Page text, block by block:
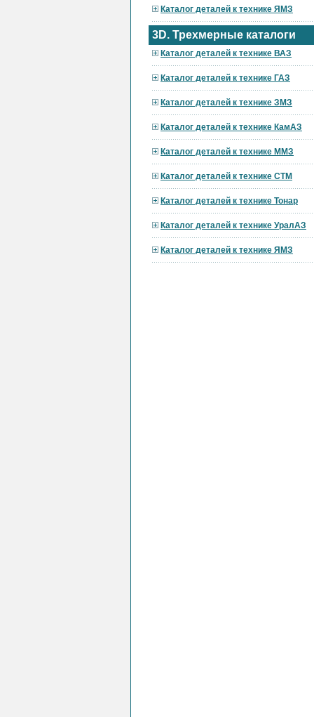
Каталог деталей к технике ЯМЗ
3D. Трехмерные каталоги
Каталог деталей к технике ВАЗ
Каталог деталей к технике ГАЗ
Каталог деталей к технике ЗМЗ
Каталог деталей к технике КамАЗ
Каталог деталей к технике ММЗ
Каталог деталей к технике СТМ
Каталог деталей к технике Тонар
Каталог деталей к технике УралАЗ
Каталог деталей к технике ЯМЗ